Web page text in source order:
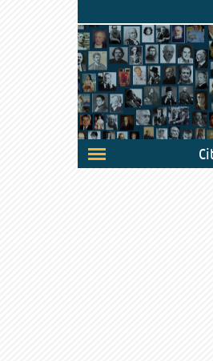
Attiva/disattiva
navigazione